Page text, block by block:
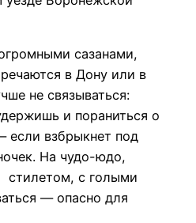
сазанами,
в Дону или в
не связываться:
и пораниться о
если взбрыкнет под
На чудо-юдо,
стилетом, с голыми
— опасно для